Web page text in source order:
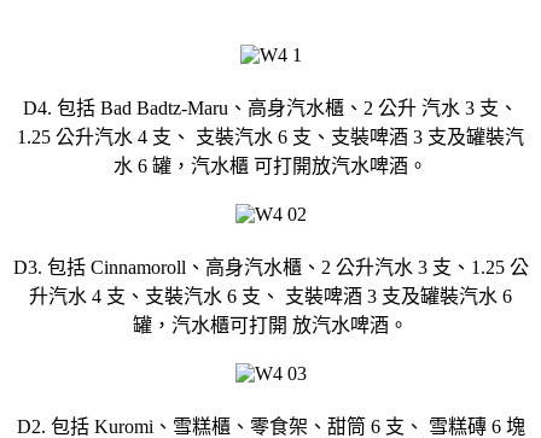
D4. 包括 Bad Badtz-Maru、高身汽水櫃、2 公升 汽水 3 支、
1.25 公升汽水 4 支、 支裝汽水 6 支、支裝啤酒 3 支及罐裝汽
水 6 罐，汽水櫃 可打開放汽水啤酒。
D3. 包括 Cinnamoroll、高身汽水櫃、2 公升汽水 3 支、1.25 公
升汽水 4 支、支裝汽水 6 支、 支裝啤酒 3 支及罐裝汽水 6
罐，汽水櫃可打開 放汽水啤酒。
D2. 包括 Kuromi、雪糕櫃、零食架、甜筒 6 支、 雪糕磚 6 塊